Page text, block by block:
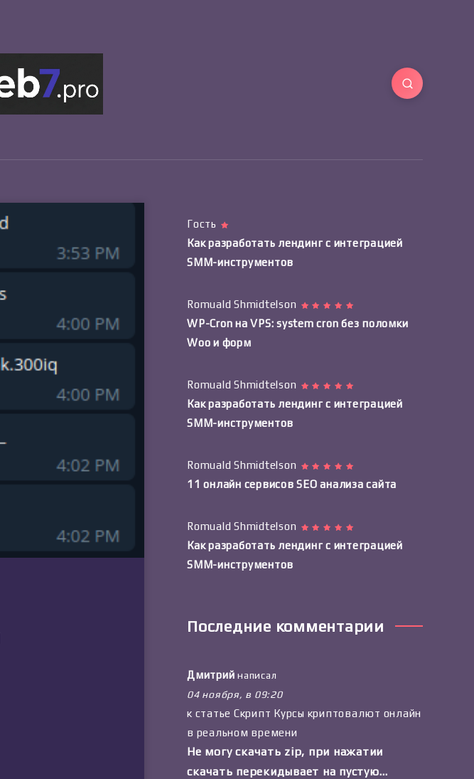
Гость
Как разработать лендинг с интеграцией
SMM-инструментов
Romuald Shmidtelson
WP-Cron на VPS: system cron без поломки
Woo и форм
Romuald Shmidtelson
Как разработать лендинг с интеграцией
SMM-инструментов
Romuald Shmidtelson
11 онлайн сервисов SEO анализа сайта
Romuald Shmidtelson
Как разработать лендинг с интеграцией
SMM-инструментов
Последние комментарии
Дмитрий написал
04 ноября, в 09:20
к статье Скрипт Курсы криптовалют онлайн
в реальном времени
Не могу скачать zip, при нажатии
скачать перекидывает на пустую…